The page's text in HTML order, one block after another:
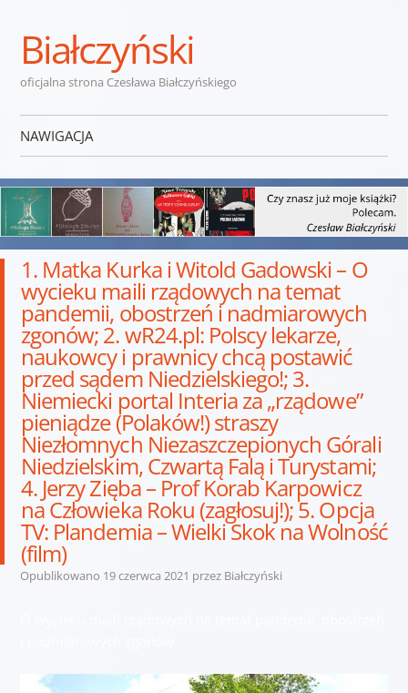
Białczyński
oficjalna strona Czesława Białczyńskiego
NAWIGACJA
1. Matka Kurka i Witold Gadowski – O
wycieku maili rządowych na temat
pandemii, obostrzeń i nadmiarowych
zgonów; 2. wR24.pl: Polscy lekarze,
naukowcy i prawnicy chcą postawić
przed sądem Niedzielskiego!; 3.
Niemiecki portal Interia za „rządowe”
pieniądze (Polaków!) straszy
Niezłomnych Niezaszczepionych Górali
Niedzielskim, Czwartą Falą i Turystami;
4. Jerzy Zięba – Prof Korab Karpowicz
na Człowieka Roku (zagłosuj!); 5. Opcja
TV: Plandemia – Wielki Skok na Wolność
(film)
Opublikowano 19 czerwca 2021 przez Białczyński